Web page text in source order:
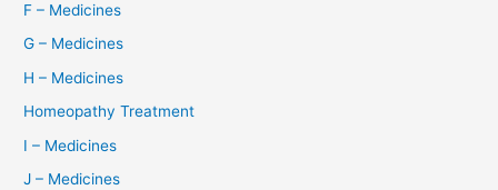
F – Medicines
G – Medicines
H – Medicines
Homeopathy Treatment
I – Medicines
J – Medicines